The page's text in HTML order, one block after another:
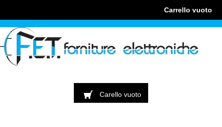
Carrello vuoto
Carello vuoto